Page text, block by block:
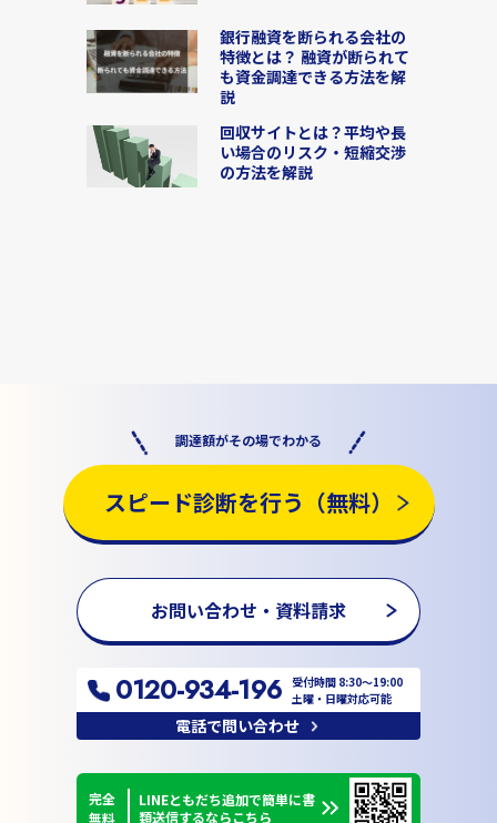
銀行融資を断られる会社の
特徴とは？ 融資が断られて
も資金調達できる方法を解
説
回収サイトとは？平均や長
い場合のリスク・短縮交渉
の方法を解説
調達額がその場でわかる
スピード診断を行う（無料）
お問い合わせ・資料請求
0120-934-196
受付時間 8:30〜19:00
土曜・日曜対応可能
電話で問い合わせ
完全
無料
LINEともだち追加で簡単に書
類送信するならこちら